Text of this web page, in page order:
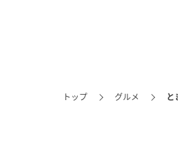
トップ グルメ と